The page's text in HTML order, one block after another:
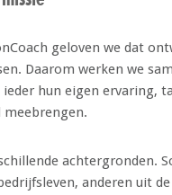
geloven we dat
Daarom werken we
hun eigen ervaring,
achtergronden.
anderen uit